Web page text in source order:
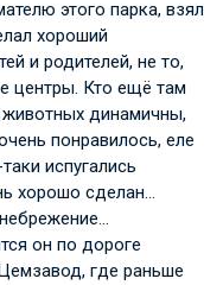
этого парка, взял
хороший
и родителей, не то,
центры. Кто ещё там
динамичны,
понравилось, еле
испугались
хорошо сделан…
он по дороге
где раньше